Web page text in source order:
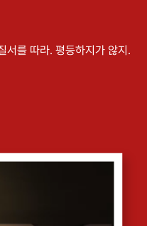
서를 따라. 평등하지가 않지.